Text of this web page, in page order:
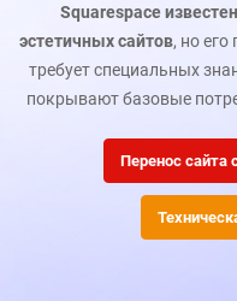
Squarespace
эстетичных сайтов, но
требует специальных
покрывают базовые
Перенос сайта